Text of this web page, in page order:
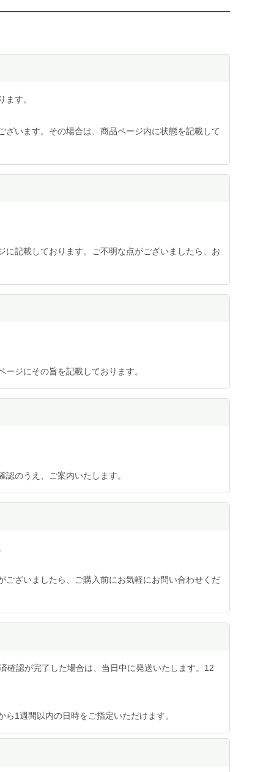
す。
います。その場合は、商品ページ内に状態を記載して
記載しております。ご不明な点がございましたら、お
ジにその旨を記載しております。
のうえ、ご案内いたします。
ざいましたら、ご購入前にお気軽にお問い合わせくだ
確認が完了した場合は、当日中に発送いたします。12
1週間以内の日時をご指定いただけます。